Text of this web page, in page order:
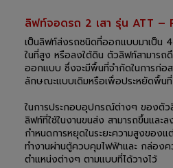
ลิฟท์จอดรถ 2 เสา รุ่น ATT –
เป็นลิฟท์ส่งรถชนิดที่ออกแบบมาเป็น 4
ในที่สูง หรือลงใต้ดิน ตัวลิฟท์สามารถ
ออกแบบ ซึ่งจะมีพื้นที่จำกัดในการก่อ
ลักษณะแบบเดิมหรือเพื่อประหยัดพื้นที่
ในการประกอบอุปกรณ์ต่างๆ ของตัว
ลิฟท์ที่ใช้ในงานขนส่ง สามารถขึ้นและ
กำหนดการหยุดในระยะความสูงของ
ทำงานผ่านตู้ควบคุมไฟฟ้าและ กล่อง
ตำแหน่งต่างๆ ตามแบบที่ได้วางไว้